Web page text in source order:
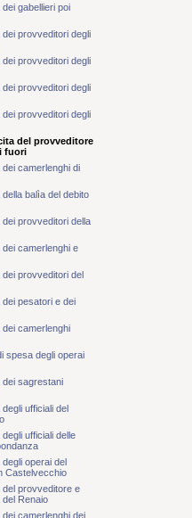
gabellieri poi
provveditori degli
provveditori degli
provveditori degli
provveditori degli
del provveditore
fuori
camerlenghi di
balìa del debito
provveditori della
camerlenghi e
dei provveditori del
pesatori e dei
camerlenghi
spesa degli operai
dei sagrestani
ufficiali del
ufficiali delle
operai del
Castelvecchio
del provveditore e
del Renaio
camerlenghi dei